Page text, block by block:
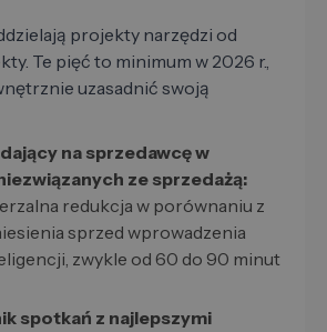
projekty narzędzi od
Te pięć to minimum w 2026 r.,
uzasadnić swoją
na sprzedawcę w
ze sprzedażą:
redukcja w porównaniu z
sprzed wprowadzenia
zwykle od 60 do 90 minut
spotkań z najlepszymi